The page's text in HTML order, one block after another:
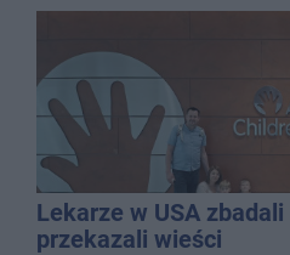
Lekarze w USA
przekazali wieści